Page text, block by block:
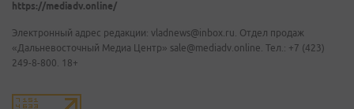
https://mediadv.online/
Электронный адрес редакции: vladnews@inbox.ru. Отдел продаж
«Дальневосточный Медиа Центр» sale@mediadv.online. Тел.: +7 (423)
249-8-800. 18+